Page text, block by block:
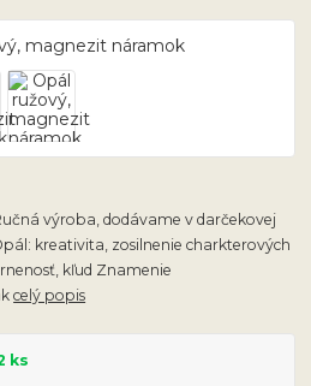
výroba, dodávame v darčekovej
kreativita, zosilnenie charkterových
kľud Znamenie
celý popis
ks